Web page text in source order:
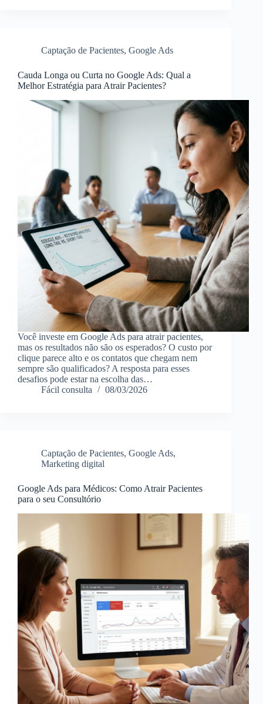
Captação de Pacientes, Google Ads
Cauda Longa ou Curta no Google Ads: Qual a
Melhor Estratégia para Atrair Pacientes?
Você investe em Google Ads para atrair pacientes,
mas os resultados não são os esperados? O custo por
clique parece alto e os contatos que chegam nem
sempre são qualificados? A resposta para esses
desafios pode estar na escolha das…
Fácil consulta
08/03/2026
Captação de Pacientes, Google Ads,
Marketing digital
Google Ads para Médicos: Como Atrair Pacientes
para o seu Consultório